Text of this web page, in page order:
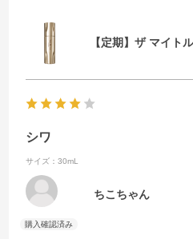
【定期】ザ マイト
シワ
サイズ：30mL
ちこちゃん